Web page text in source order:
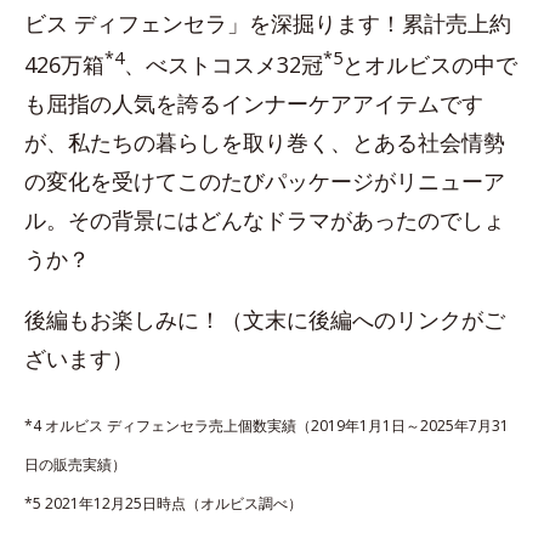
ビス ディフェンセラ」を深掘ります！累計売上約
426万箱*4、べストコスメ32冠*5とオルビスの中で
も屈指の人気を誇るインナーケアアイテムです
が、私たちの暮らしを取り巻く、とある社会情勢
の変化を受けてこのたびパッケージがリニューア
ル。その背景にはどんなドラマがあったのでしょ
うか？
後編もお楽しみに！（文末に後編へのリンクがご
ざいます）
*4 オルビス ディフェンセラ売上個数実績（2019年1月1日～2025年7月31
日の販売実績）
*5 2021年12月25日時点（オルビス調べ）